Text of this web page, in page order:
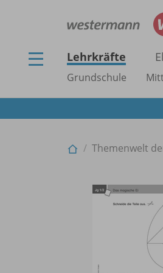
Lehrkräfte
Grundschule
Themenwelt